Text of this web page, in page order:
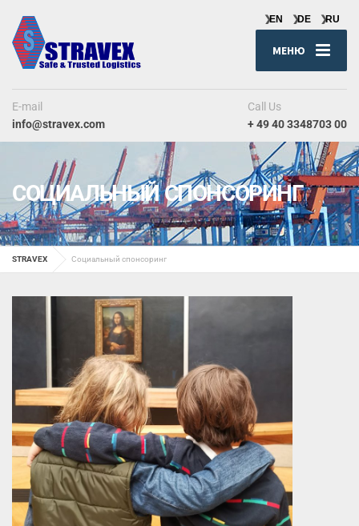
МЕНЮ
E-mail
info@stravex.com
Call Us
+ 49 40 3348703 00
СОЦИАЛЬНЫЙ СПОНСОРИНГ
STRAVEX Социальный спонсоринг